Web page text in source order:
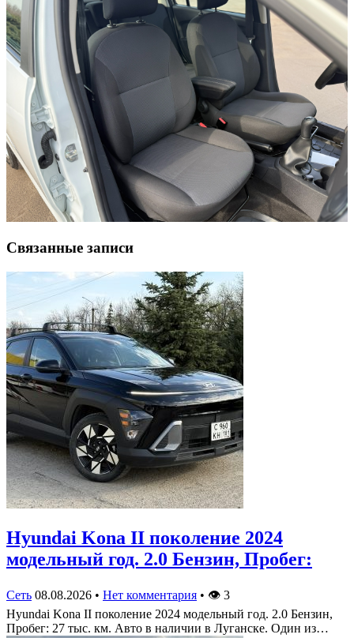
Связанные записи
Hyundai Kona II поколение 2024
модельный год. 2.0 Бензин, Пробег:
Сеть 08.08.2026 • Нет комментария • 👁 3
Hyundai Kona II поколение 2024 модельный год. 2.0 Бензин,
Пробег: 27 тыс. км. Авто в наличии в Луганске. Один из…